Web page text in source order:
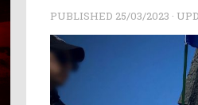
PUBLISHED 25/03/2023 ·